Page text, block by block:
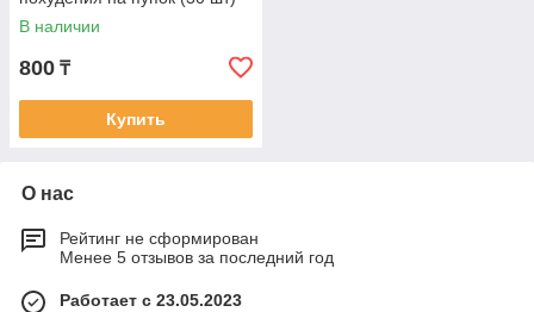
В наличии
800 ₸
Купить
О нас
Рейтинг не сформирован
Менее 5 отзывов за последний год
Работает с 23.05.2023